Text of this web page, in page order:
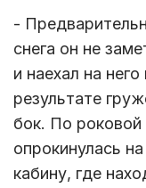
-
снега он не
и наехал на
результате
бок. По
опрокинулась
кабину, где